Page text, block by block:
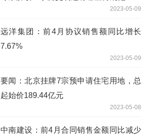
2023-05-09
远洋集团：前4月协议销售额同比增长
7.67%
2023-05-09
要闻：北京挂牌7宗预申请住宅用地，总
起始价189.44亿元
2023-05-08
中南建设：前4月合同销售金额同比减少